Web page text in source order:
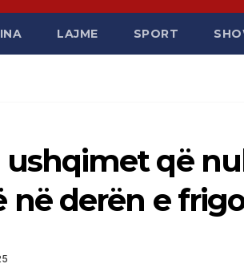
LAJME SPORT
ushqimet që
në derën e